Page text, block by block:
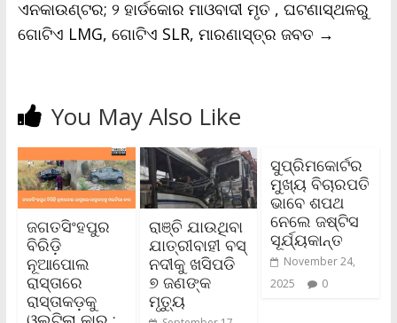
ଏନକାଉଣ୍ଟର; ୨ ହାର୍ଡକୋର ମାଓବାଦୀ ମୃତ , ଘଟଣାସ୍ଥଳରୁ
ଗୋଟିଏ LMG, ଗୋଟିଏ SLR, ମାରଣାସ୍ତ୍ର ଜବତ →
You May Also Like
ଜଗତସିଂହପୁର
ବିରିଡ଼ି
ନୂଆପୋଲ
ରାସ୍ତାରେ
ରାସ୍ତାକଡ଼କୁ
ରାଞ୍ଚି ଯାଉଥିବା
ଯାତ୍ରୀବାହୀ ବସ୍
ନଦୀକୁ ଖସିପଡି
୭ ଜଣଙ୍କ
ମୃତ୍ୟୁ
ସୁପ୍ରିମକୋର୍ଟର
ମୁଖ୍ୟ ବିଚାରପତି
ଭାବେ ଶପଥ
ନେଲେ ଜଷ୍ଟିସ
ସୂର୍ଯ୍ୟକାନ୍ତ
November 24,
2025
0